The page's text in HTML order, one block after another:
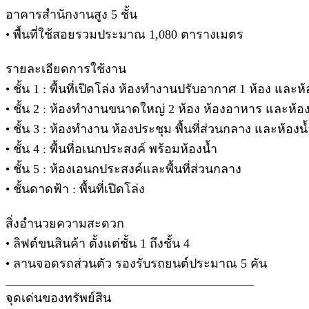
อาคารสำนักงานสูง 5 ชั้น
• พื้นที่ใช้สอยรวมประมาณ 1,080 ตารางเมตร
รายละเอียดการใช้งาน
• ชั้น 1 : พื้นที่เปิดโล่ง ห้องทำงานปรับอากาศ 1 ห้อง และห้
• ชั้น 2 : ห้องทำงานขนาดใหญ่ 2 ห้อง ห้องอาหาร และห้อ
• ชั้น 3 : ห้องทำงาน ห้องประชุม พื้นที่ส่วนกลาง และห้องน้
• ชั้น 4 : พื้นที่อเนกประสงค์ พร้อมห้องน้ำ
• ชั้น 5 : ห้องเอนกประสงค์และพื้นที่ส่วนกลาง
• ชั้นดาดฟ้า : พื้นที่เปิดโล่ง
สิ่งอำนวยความสะดวก
• ลิฟต์ขนสินค้า ตั้งแต่ชั้น 1 ถึงชั้น 4
• ลานจอดรถส่วนตัว รองรับรถยนต์ประมาณ 5 คัน
จุดเด่นของทรัพย์สิน